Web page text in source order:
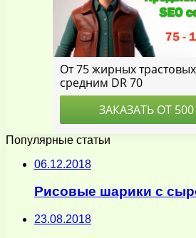
Популярные статьи
06.12.2018
Рисовые шарики с
23.08.2018